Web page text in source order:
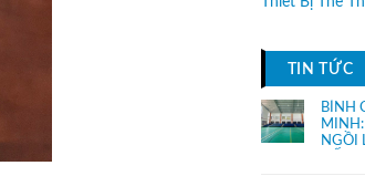
TIN TỨC
BÌNH
NGỒI